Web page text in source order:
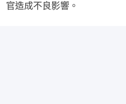
官造成不良影響。